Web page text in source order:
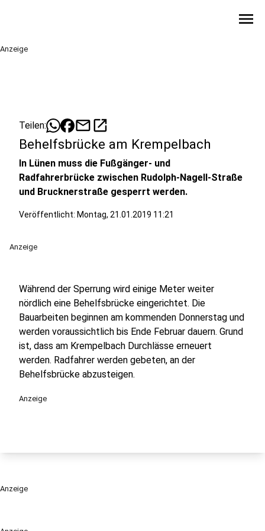
menu
Anzeige
Teilen: mailopen_in_new
Behelfsbrücke am Krempelbach
In Lünen muss die Fußgänger- und
Radfahrerbrücke zwischen Rudolph-Nagell-Straße
und Brucknerstraße gesperrt werden.
Veröffentlicht: Montag, 21.01.2019 11:21
Anzeige
Während der Sperrung wird einige Meter weiter
nördlich eine Behelfsbrücke eingerichtet. Die
Bauarbeiten beginnen am kommenden Donnerstag und
werden voraussichtlich bis Ende Februar dauern. Grund
ist, dass am Krempelbach Durchlässe erneuert
werden. Radfahrer werden gebeten, an der
Behelfsbrücke abzusteigen.
Anzeige
Anzeige